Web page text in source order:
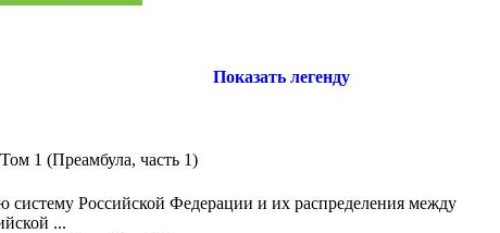
Показать легенду
1 (Преамбула, часть 1)
Российской Федерации и их распределения между
...